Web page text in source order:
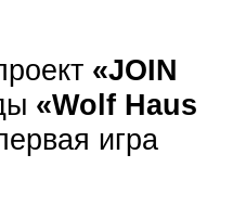
«JOIN
«Wolf Haus
игра